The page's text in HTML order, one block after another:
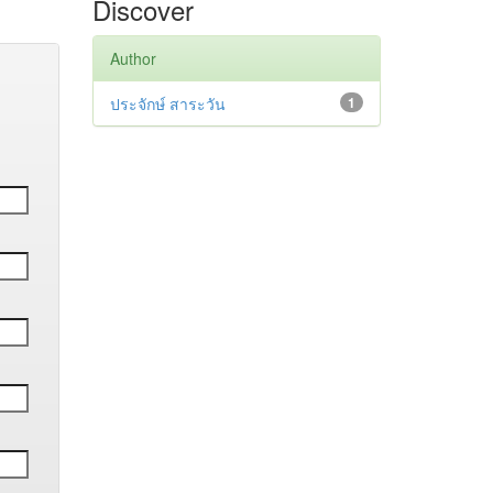
Discover
Author
1
ประจักษ์ สาระวัน